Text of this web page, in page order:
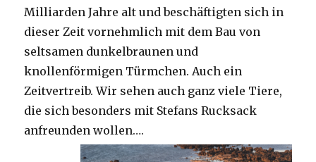
Milliarden Jahre alt und beschäftigten sich in
dieser Zeit vornehmlich mit dem Bau von
seltsamen dunkelbraunen und
knollenförmigen Türmchen. Auch ein
Zeitvertreib. Wir sehen auch ganz viele Tiere,
die sich besonders mit Stefans Rucksack
anfreunden wollen….